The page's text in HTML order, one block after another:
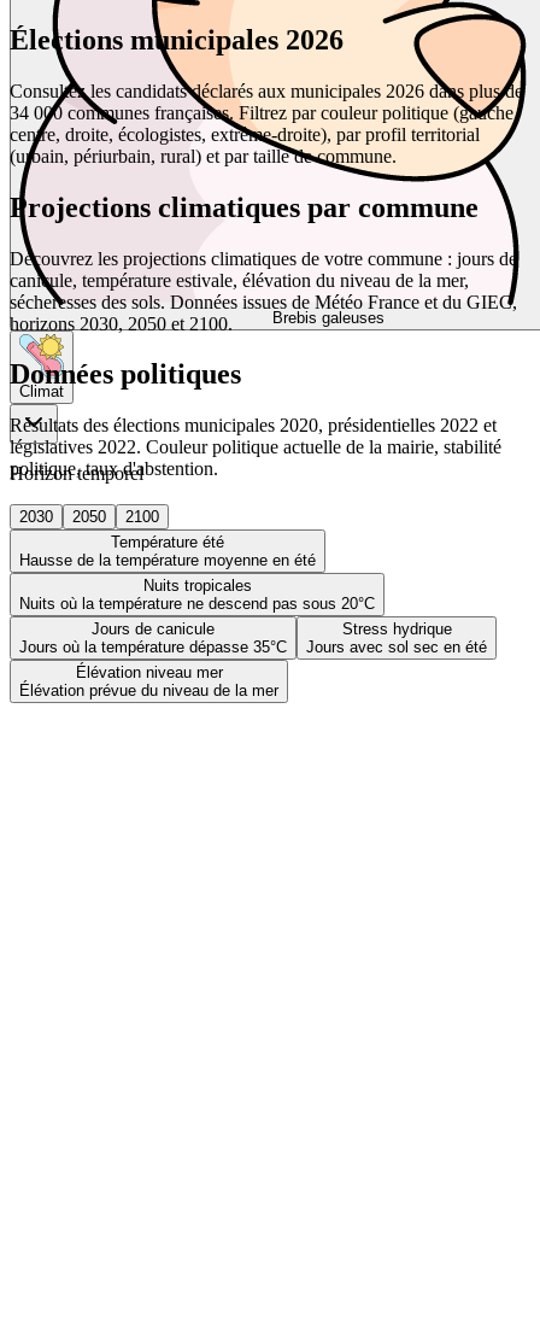
Brebis galeuses
Climat
Horizon temporel
2030 2050
2100
Température été
Hausse de la température moyenne en été
Nuits tropicales
Nuits où la température ne descend pas sous 20°C
Jours de canicule
Jours où la température dépasse 35°C
Stress hydrique
Jours avec sol sec en été
Élévation niveau mer
Élévation prévue du niveau de la mer
Élections municipales 2026
Consultez les candidats déclarés aux municipales 2026 dans plus de
34 000 communes françaises. Filtrez par couleur politique (gauche,
centre, droite, écologistes, extrême-droite), par profil territorial
(urbain, périurbain, rural) et par taille de commune.
Projections climatiques par commune
Découvrez les projections climatiques de votre commune : jours de
canicule, température estivale, élévation du niveau de la mer,
sécheresses des sols. Données issues de Météo France et du GIEC,
horizons 2030, 2050 et 2100.
Données politiques
Résultats des élections municipales 2020, présidentielles 2022 et
législatives 2022. Couleur politique actuelle de la mairie, stabilité
politique, taux d'abstention.